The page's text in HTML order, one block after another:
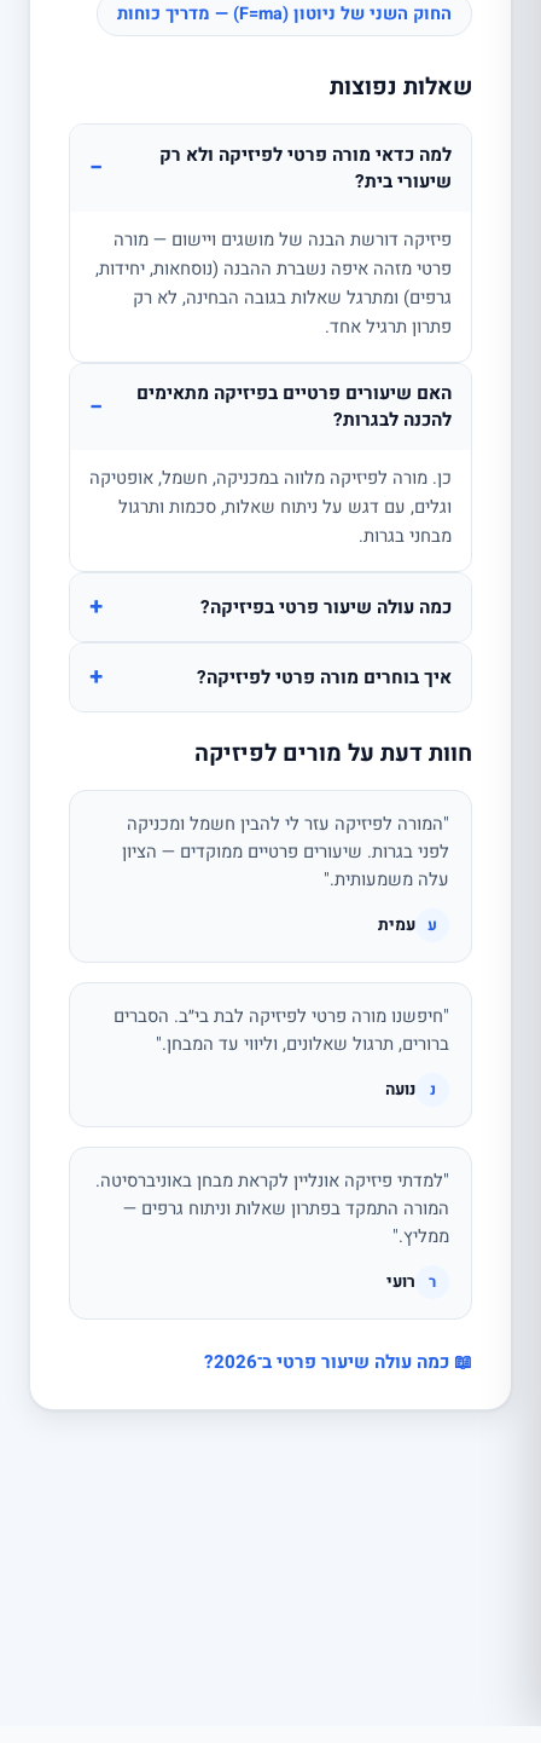
החוק השני של ניוטון (F=ma) — מדריך כוחות
שאלות נפוצות
למה כדאי מורה פרטי לפיזיקה ולא רק
שיעורי בית?
−
פיזיקה דורשת הבנה של מושגים ויישום — מורה
פרטי מזהה איפה נשברת ההבנה (נוסחאות, יחידות,
גרפים) ומתרגל שאלות בגובה הבחינה, לא רק
פתרון תרגיל אחד.
האם שיעורים פרטיים בפיזיקה מתאימים
להכנה לבגרות?
−
כן. מורה לפיזיקה מלווה במכניקה, חשמל, אופטיקה
וגלים, עם דגש על ניתוח שאלות, סכמות ותרגול
מבחני בגרות.
כמה עולה שיעור פרטי בפיזיקה? +
איך בוחרים מורה פרטי לפיזיקה? +
חוות דעת על מורים לפיזיקה
"המורה לפיזיקה עזר לי להבין חשמל ומכניקה
לפני בגרות. שיעורים פרטיים ממוקדים — הציון
עלה משמעותית."
ע עמית
"חיפשנו מורה פרטי לפיזיקה לבת בי״ב. הסברים
ברורים, תרגול שאלונים, וליווי עד המבחן."
נ נועה
"למדתי פיזיקה אונליין לקראת מבחן באוניברסיטה.
המורה התמקד בפתרון שאלות וניתוח גרפים —
ממליץ."
ר רועי
📖 כמה עולה שיעור פרטי ב־2026?